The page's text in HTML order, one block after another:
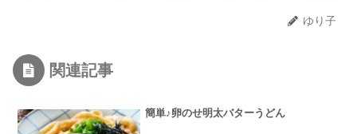
ゆり子
関連記事
簡単♪卵のせ明太バターうどん